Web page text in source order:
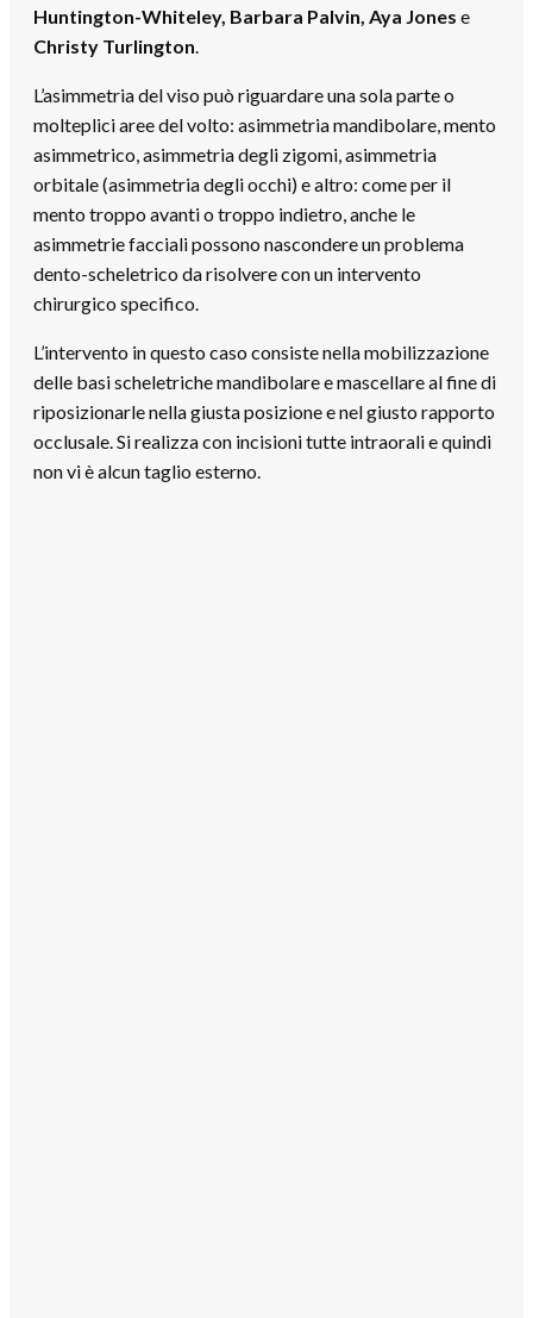
Huntington-Whiteley, Barbara Palvin, Aya Jones e
Christy Turlington.
L’asimmetria del viso può riguardare una sola parte o
molteplici aree del volto: asimmetria mandibolare, mento
asimmetrico, asimmetria degli zigomi, asimmetria
orbitale (asimmetria degli occhi) e altro: come per il
mento troppo avanti o troppo indietro, anche le
asimmetrie facciali possono nascondere un problema
dento-scheletrico da risolvere con un intervento
chirurgico specifico.
L’intervento in questo caso consiste nella mobilizzazione
delle basi scheletriche mandibolare e mascellare al fine di
riposizionarle nella giusta posizione e nel giusto rapporto
occlusale. Si realizza con incisioni tutte intraorali e quindi
non vi è alcun taglio esterno.